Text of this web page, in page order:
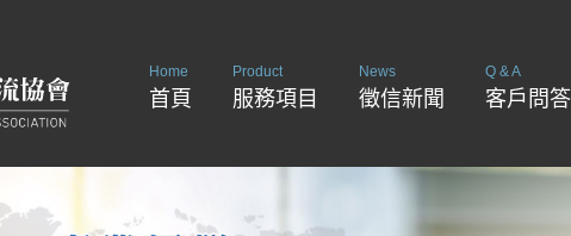
Home
首頁
Product
服務項目
News
徵信新聞
Q & A
客戶問答